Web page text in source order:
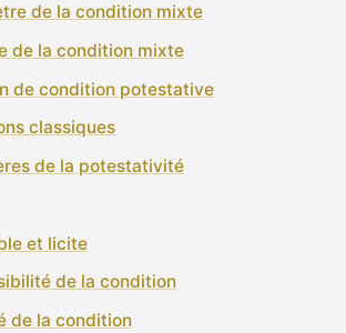
de la condition mixte
de la condition mixte
de condition potestative
classiques
de la potestativité
et licite
de la condition
de la condition